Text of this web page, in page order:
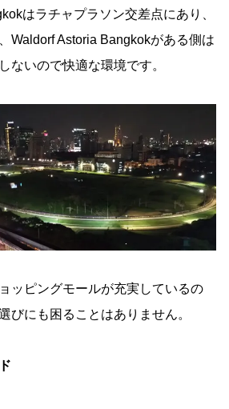
はラチャプラソン交差点にあり、
Waldorf Astoria Bangkokがある側は
ないので快適な環境です。
ッピングモールが充実しているの
びにも困ることはありません。